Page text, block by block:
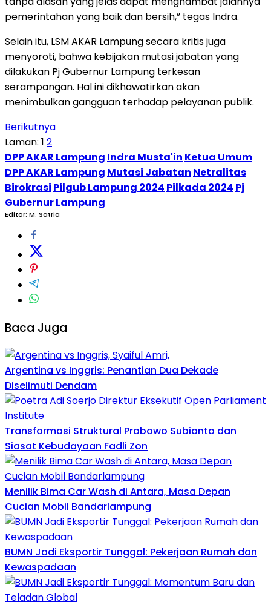
pemerintahan yang baik dan bersih,” tegas Indra.
Selain itu, LSM AKAR Lampung secara kritis juga
menyoroti, bahwa kebijakan mutasi jabatan yang
dilakukan Pj Gubernur Lampung terkesan
serampangan. Hal ini dikhawatirkan akan
menimbulkan gangguan terhadap pelayanan publik.
Berikutnya
Laman: 1 2
DPP AKAR Lampung Indra Musta'in Ketua Umum
DPP AKAR Lampung Mutasi Jabatan Netralitas
Birokrasi Pilgub Lampung 2024 Pilkada 2024 Pj
Gubernur Lampung
Editor: M. Satria
Baca Juga
Argentina vs Inggris: Penantian Dua Dekade
Diselimuti Dendam
Transformasi Struktural Prabowo Subianto dan
Siasat Kebudayaan Fadli Zon
Menilik Bima Car Wash di Antara, Masa Depan
Cucian Mobil Bandarlampung
BUMN Jadi Eksportir Tunggal: Pekerjaan Rumah dan
Kewaspadaan